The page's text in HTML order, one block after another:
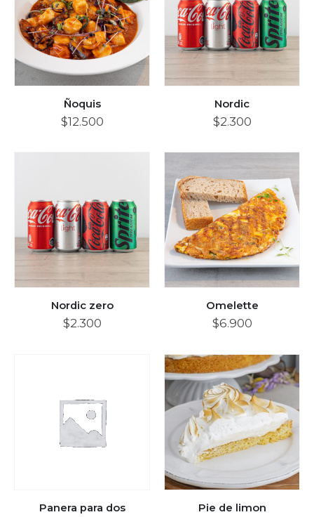
Ñoquis
$12.500
Nordic
$2.300
Nordic zero
$2.300
Omelette
$6.900
Panera para dos Pie de limon